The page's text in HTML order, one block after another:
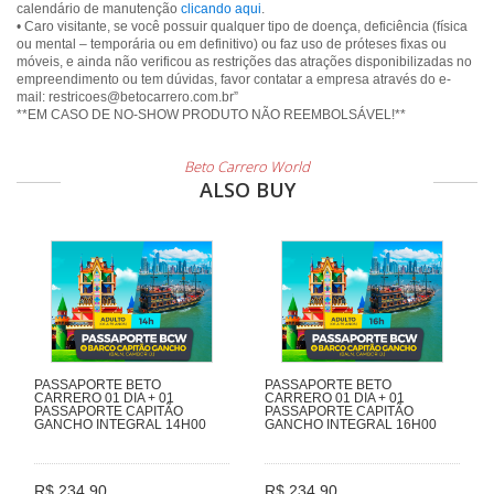
calendário de manutenção clicando aqui.
• Caro visitante, se você possuir qualquer tipo de doença, deficiência (física
ou mental – temporária ou em definitivo) ou faz uso de próteses fixas ou
móveis, e ainda não verificou as restrições das atrações disponibilizadas no
empreendimento ou tem dúvidas, favor contatar a empresa através do e-
mail: restricoes@betocarrero.com.br”
**EM CASO DE NO-SHOW PRODUTO NÃO REEMBOLSÁVEL!**
Beto Carrero World
ALSO BUY
PASSAPORTE BETO
CARRERO 01 DIA + 01
PASSAPORTE CAPITÃO
GANCHO INTEGRAL 14H00
R$ 234,90
PASSAPORTE BETO
CARRERO 01 DIA + 01
PASSAPORTE CAPITÃO
GANCHO INTEGRAL 16H00
R$ 234,90